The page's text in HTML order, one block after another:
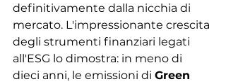
definitivamente dalla nicchia di
mercato. L'impressionante crescita
degli strumenti finanziari legati
all'ESG lo dimostra: in meno di
dieci anni, le emissioni di Green